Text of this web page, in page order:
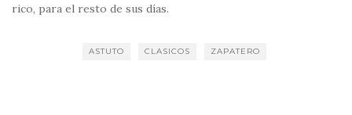
rico, para el resto de sus días.
ASTUTO CLASICOS ZAPATERO